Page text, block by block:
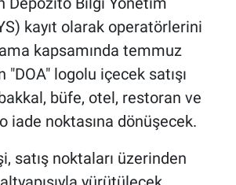
kayıt olarak operatörlerini
kapsamında temmuz
"DOA" logolu içecek satışı
büfe, otel, restoran ve
iade noktasına dönüşecek.
satış noktaları üzerinden